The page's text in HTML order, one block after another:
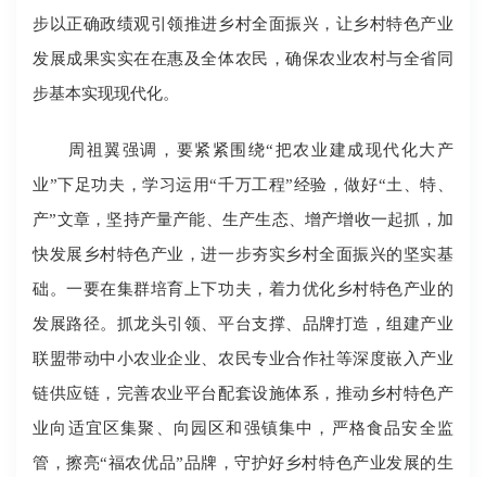
步以正确政绩观引领推进乡村全面振兴，让乡村特色产业
发展成果实实在在惠及全体农民，确保农业农村与全省同
步基本实现现代化。
周祖翼强调，要紧紧围绕“把农业建成现代化大产
业”下足功夫，学习运用“千万工程”经验，做好“土、特、
产”文章，坚持产量产能、生产生态、增产增收一起抓，加
快发展乡村特色产业，进一步夯实乡村全面振兴的坚实基
础。一要在集群培育上下功夫，着力优化乡村特色产业的
发展路径。抓龙头引领、平台支撑、品牌打造，组建产业
联盟带动中小农业企业、农民专业合作社等深度嵌入产业
链供应链，完善农业平台配套设施体系，推动乡村特色产
业向适宜区集聚、向园区和强镇集中，严格食品安全监
管，擦亮“福农优品”品牌，守护好乡村特色产业发展的生